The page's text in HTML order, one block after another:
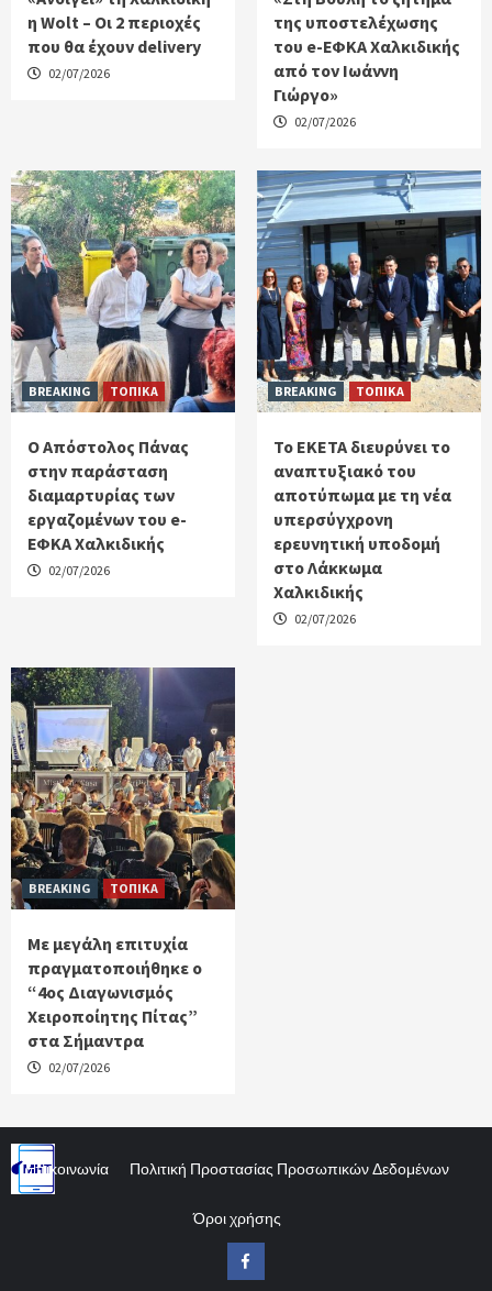
η Wolt – Οι 2 περιοχές
που θα έχουν delivery
02/07/2026
της υποστελέχωσης
του e-ΕΦΚΑ Χαλκιδικής
από τον Ιωάννη
Γιώργο»
02/07/2026
BREAKING ΤΟΠΙΚΑ
Ο Απόστολος Πάνας
στην παράσταση
διαμαρτυρίας των
εργαζομένων του e-
ΕΦΚΑ Χαλκιδικής
02/07/2026
BREAKING ΤΟΠΙΚΑ
Το ΕΚΕΤΑ διευρύνει το
αναπτυξιακό του
αποτύπωμα με τη νέα
υπερσύγχρονη
ερευνητική υποδομή
στο Λάκκωμα
Χαλκιδικής
02/07/2026
BREAKING ΤΟΠΙΚΑ
Με μεγάλη επιτυχία
πραγματοποιήθηκε ο
“4ος Διαγωνισμός
Χειροποίητης Πίτας”
στα Σήμαντρα
02/07/2026
Επικοινωνία Πολιτική Προστασίας Προσωπικών Δεδομένων
Όροι χρήσης
Facebook